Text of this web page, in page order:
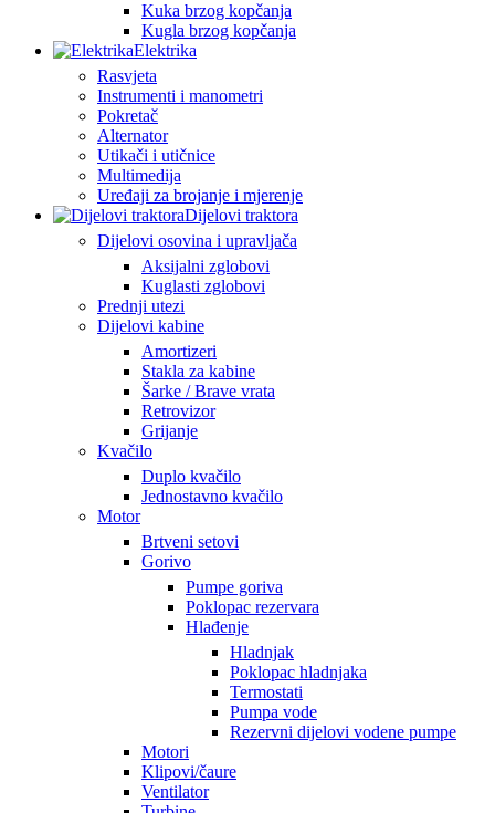
Kuka brzog kopčanja
Kugla brzog kopčanja
Elektrika
Rasvjeta
Instrumenti i manometri
Pokretač
Alternator
Utikači i utičnice
Multimedija
Uređaji za brojanje i mjerenje
Dijelovi traktora
Dijelovi osovina i upravljača
Aksijalni zglobovi
Kuglasti zglobovi
Prednji utezi
Dijelovi kabine
Amortizeri
Stakla za kabine
Šarke / Brave vrata
Retrovizor
Grijanje
Kvačilo
Duplo kvačilo
Jednostavno kvačilo
Motor
Brtveni setovi
Gorivo
Pumpe goriva
Poklopac rezervara
Hlađenje
Hladnjak
Poklopac hladnjaka
Termostati
Pumpa vode
Rezervni dijelovi vodene pumpe
Motori
Klipovi/čaure
Ventilator